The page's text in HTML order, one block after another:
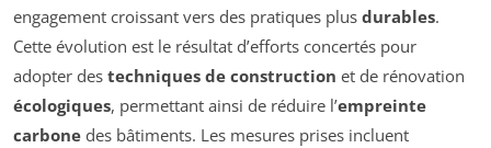
engagement croissant vers des pratiques plus durables.
Cette évolution est le résultat d’efforts concertés pour
adopter des techniques de construction et de rénovation
écologiques, permettant ainsi de réduire l’empreinte
carbone des bâtiments. Les mesures prises incluent